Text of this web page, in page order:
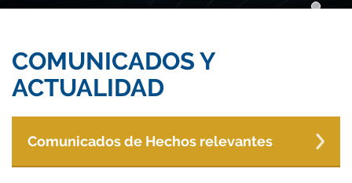
COMUNICADOS Y
ACTUALIDAD
Comunicados de Hechos relevantes